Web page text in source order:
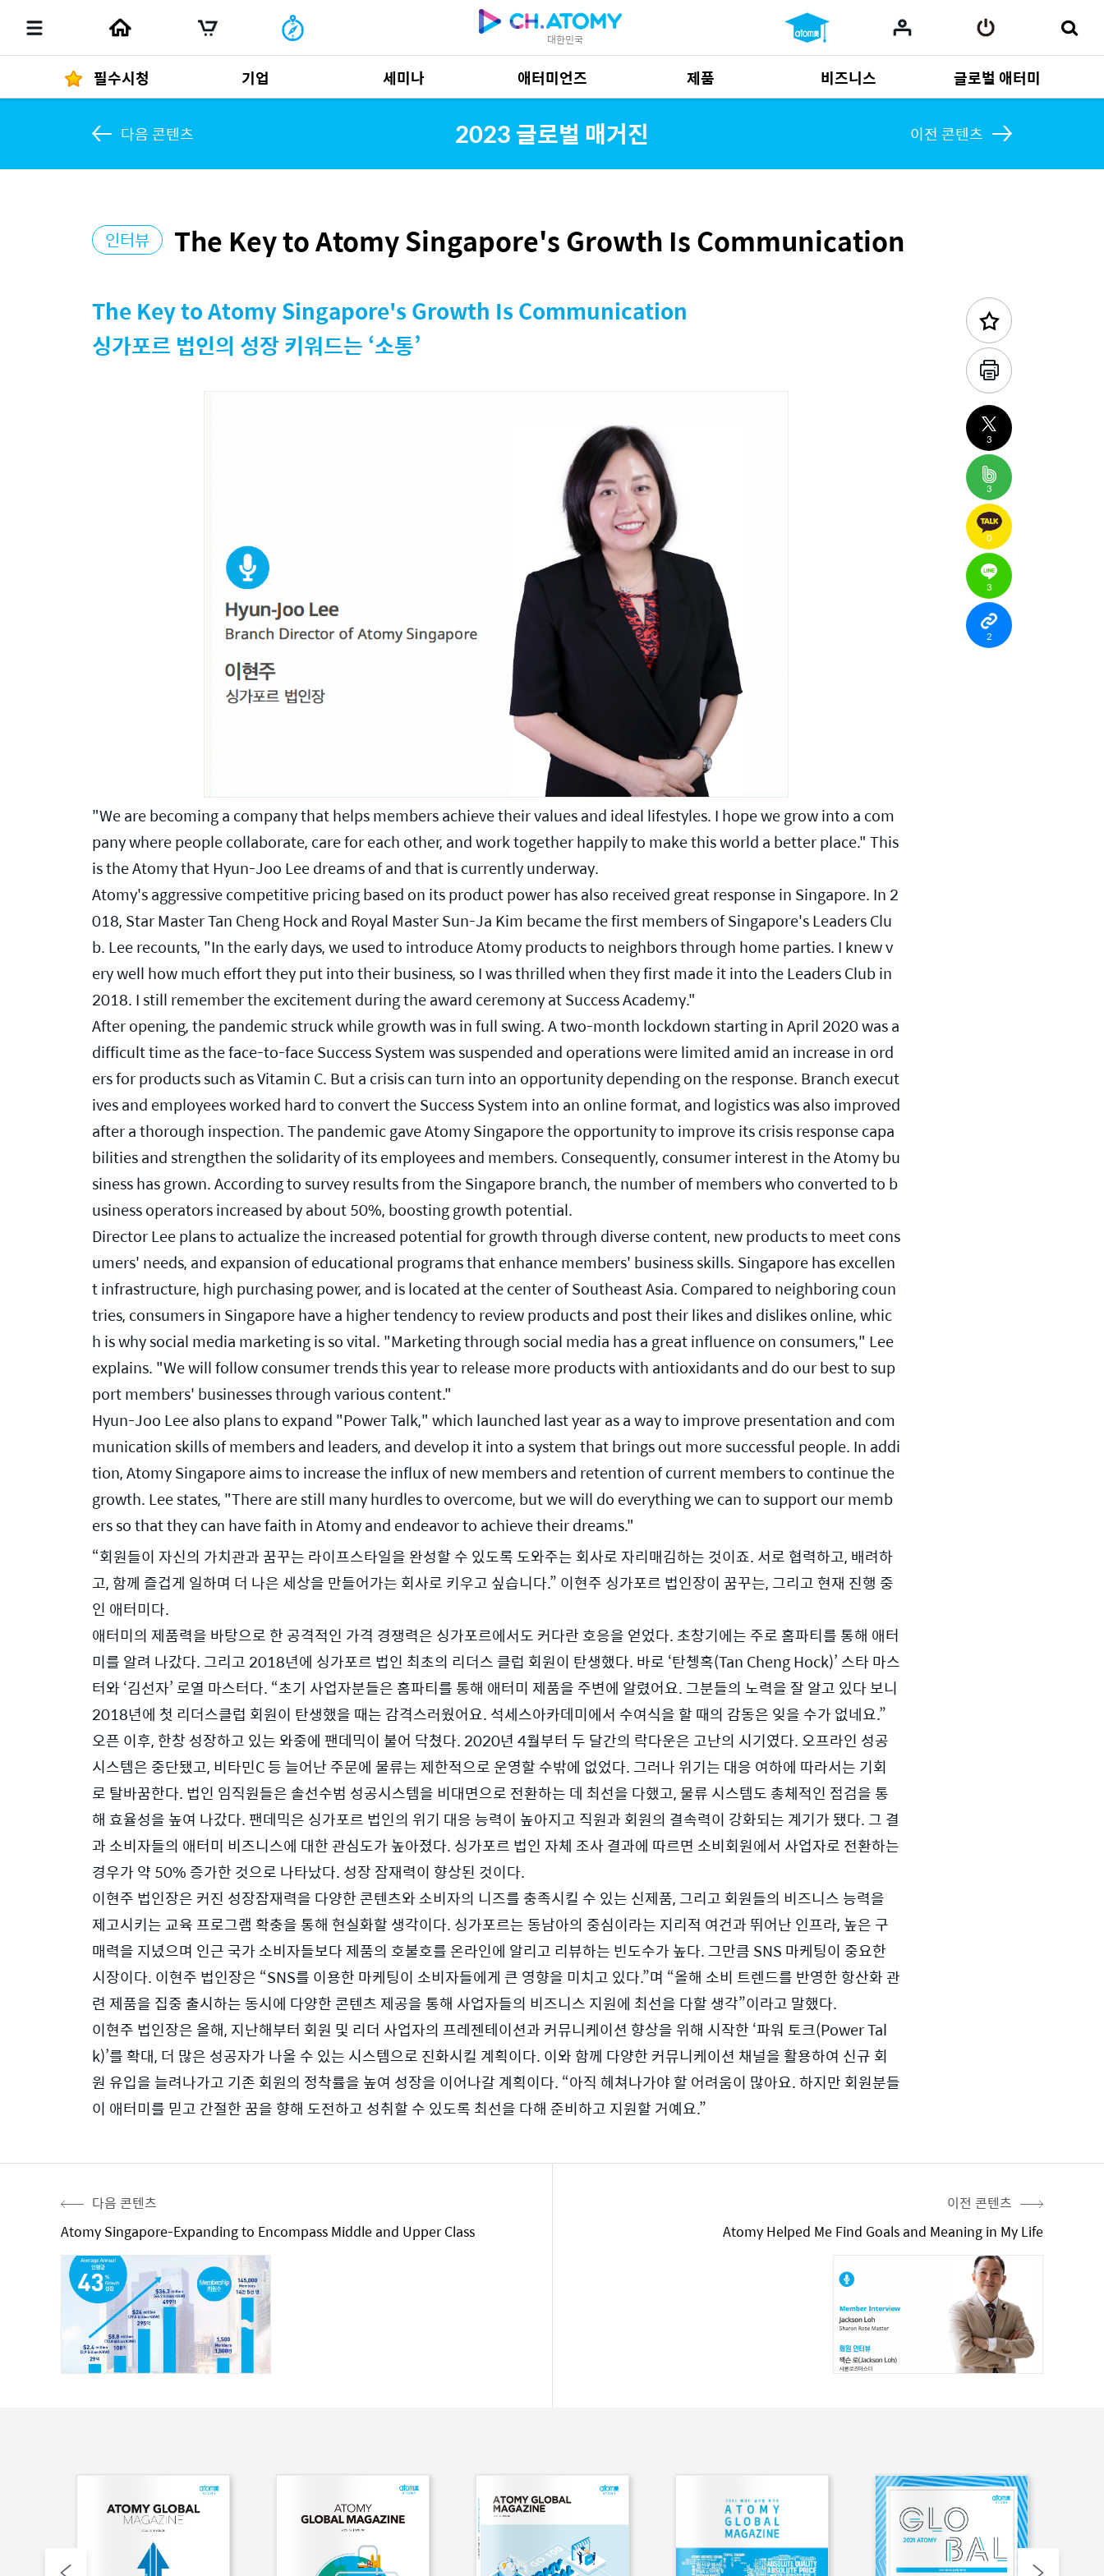
대한민국
필수시청 기업 세미나 애터미언즈 제품
제품 자료685
비즈니스
사업 자료165
글로벌 애터미
Multi-language
2023 글로벌 매거진 이전 콘텐츠
다음 콘텐츠
인터뷰 The Key to Atomy Singapore's Growth Is Communication
The Key to Atomy Singapore's Growth Is Communication
싱가포르 법인의 성장 키워드는 ‘소통’
"We are becoming a company that helps members achieve their values and ideal lifestyles. I hope we grow into a com
pany where people collaborate, care for each other, and work together happily to make this world a better place." This
is the Atomy that Hyun-Joo Lee dreams of and that is currently underway.
Atomy's aggressive competitive pricing based on its product power has also received great response in Singapore. In 2
018, Star Master Tan Cheng Hock and Royal Master Sun-Ja Kim became the first members of Singapore's Leaders Clu
b. Lee recounts, "In the early days, we used to introduce Atomy products to neighbors through home parties. I knew v
ery well how much effort they put into their business, so I was thrilled when they first made it into the Leaders Club in
2018. I still remember the excitement during the award ceremony at Success Academy."
After opening, the pandemic struck while growth was in full swing. A two-month lockdown starting in April 2020 was a
difficult time as the face-to-face Success System was suspended and operations were limited amid an increase in ord
ers for products such as Vitamin C. But a crisis can turn into an opportunity depending on the response. Branch execut
ives and employees worked hard to convert the Success System into an online format, and logistics was also improved
after a thorough inspection. The pandemic gave Atomy Singapore the opportunity to improve its crisis response capa
bilities and strengthen the solidarity of its employees and members. Consequently, consumer interest in the Atomy bu
siness has grown. According to survey results from the Singapore branch, the number of members who converted to b
usiness operators increased by about 50%, boosting growth potential.
Director Lee plans to actualize the increased potential for growth through diverse content, new products to meet cons
umers' needs, and expansion of educational programs that enhance members' business skills. Singapore has excellen
t infrastructure, high purchasing power, and is located at the center of Southeast Asia. Compared to neighboring coun
tries, consumers in Singapore have a higher tendency to review products and post their likes and dislikes online, whic
h is why social media marketing is so vital. "Marketing through social media has a great influence on consumers," Lee
explains. "We will follow consumer trends this year to release more products with antioxidants and do our best to sup
port members' businesses through various content."
Hyun-Joo Lee also plans to expand "Power Talk," which launched last year as a way to improve presentation and com
munication skills of members and leaders, and develop it into a system that brings out more successful people. In addi
tion, Atomy Singapore aims to increase the influx of new members and retention of current members to continue the
growth. Lee states, "There are still many hurdles to overcome, but we will do everything we can to support our memb
ers so that they can have faith in Atomy and endeavor to achieve their dreams."
“회원들이 자신의 가치관과 꿈꾸는 라이프스타일을 완성할 수 있도록 도와주는 회사로 자리매김하는 것이죠. 서로 협력하고, 배려하
고, 함께 즐겁게 일하며 더 나은 세상을 만들어가는 회사로 키우고 싶습니다.” 이현주 싱가포르 법인장이 꿈꾸는, 그리고 현재 진행 중
인 애터미다.
애터미의 제품력을 바탕으로 한 공격적인 가격 경쟁력은 싱가포르에서도 커다란 호응을 얻었다. 초창기에는 주로 홈파티를 통해 애터
미를 알려 나갔다. 그리고 2018년에 싱가포르 법인 최초의 리더스 클럽 회원이 탄생했다. 바로 ‘탄쳉혹(Tan Cheng Hock)’ 스타 마스
터와 ‘김선자’ 로열 마스터다. “초기 사업자분들은 홈파티를 통해 애터미 제품을 주변에 알렸어요. 그분들의 노력을 잘 알고 있다 보니
2018년에 첫 리더스클럽 회원이 탄생했을 때는 감격스러웠어요. 석세스아카데미에서 수여식을 할 때의 감동은 잊을 수가 없네요.”
오픈 이후, 한창 성장하고 있는 와중에 팬데믹이 불어 닥쳤다. 2020년 4월부터 두 달간의 락다운은 고난의 시기였다. 오프라인 성공
시스템은 중단됐고, 비타민C 등 늘어난 주문에 물류는 제한적으로 운영할 수밖에 없었다. 그러나 위기는 대응 여하에 따라서는 기회
로 탈바꿈한다. 법인 임직원들은 솔선수범 성공시스템을 비대면으로 전환하는 데 최선을 다했고, 물류 시스템도 총체적인 점검을 통
해 효율성을 높여 나갔다. 팬데믹은 싱가포르 법인의 위기 대응 능력이 높아지고 직원과 회원의 결속력이 강화되는 계기가 됐다. 그 결
과 소비자들의 애터미 비즈니스에 대한 관심도가 높아졌다. 싱가포르 법인 자체 조사 결과에 따르면 소비회원에서 사업자로 전환하는
경우가 약 50% 증가한 것으로 나타났다. 성장 잠재력이 향상된 것이다.
이현주 법인장은 커진 성장잠재력을 다양한 콘텐츠와 소비자의 니즈를 충족시킬 수 있는 신제품, 그리고 회원들의 비즈니스 능력을
제고시키는 교육 프로그램 확충을 통해 현실화할 생각이다. 싱가포르는 동남아의 중심이라는 지리적 여건과 뛰어난 인프라, 높은 구
매력을 지녔으며 인근 국가 소비자들보다 제품의 호불호를 온라인에 알리고 리뷰하는 빈도수가 높다. 그만큼 SNS 마케팅이 중요한
시장이다. 이현주 법인장은 “SNS를 이용한 마케팅이 소비자들에게 큰 영향을 미치고 있다.”며 “올해 소비 트렌드를 반영한 항산화 관
련 제품을 집중 출시하는 동시에 다양한 콘텐츠 제공을 통해 사업자들의 비즈니스 지원에 최선을 다할 생각”이라고 말했다.
이현주 법인장은 올해, 지난해부터 회원 및 리더 사업자의 프레젠테이션과 커뮤니케이션 향상을 위해 시작한 ‘파워 토크(Power Tal
k)’를 확대, 더 많은 성공자가 나올 수 있는 시스템으로 진화시킬 계획이다. 이와 함께 다양한 커뮤니케이션 채널을 활용하여 신규 회
원 유입을 늘려나가고 기존 회원의 정착률을 높여 성장을 이어나갈 계획이다. “아직 헤쳐나가야 할 어려움이 많아요. 하지만 회원분들
이 애터미를 믿고 간절한 꿈을 향해 도전하고 성취할 수 있도록 최선을 다해 준비하고 지원할 거예요.”
다음 콘텐츠
Atomy Singapore-Expanding to Encompass Middle and Upper Class
이전 콘텐츠
Atomy Helped Me Find Goals and Meaning in My Life